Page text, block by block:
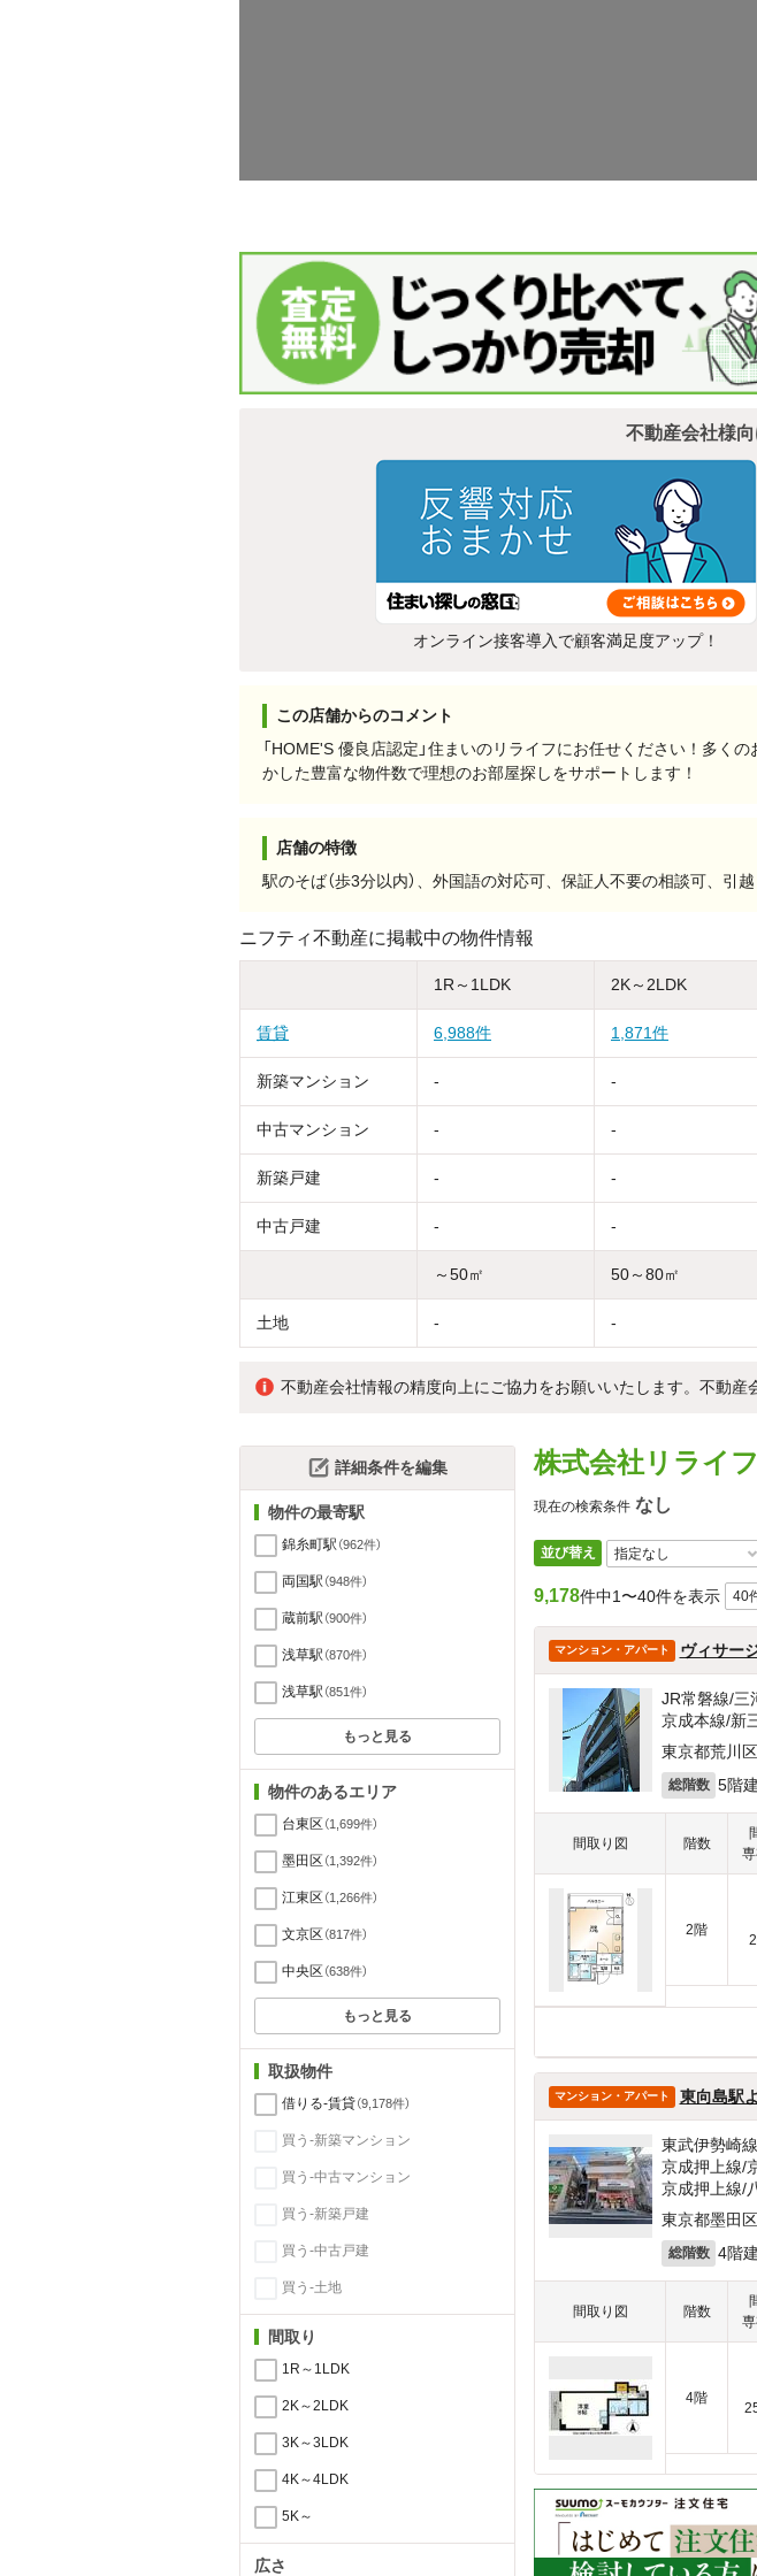
不動産会社様
オンライン接客導入で顧客満足度アップ！
この店舗からのコメント
「HOME'S 優良店認定」住まいのリライフにお任せください！多く
かした豊富な物件数で理想のお部屋探しをサポートします！
店舗の特徴
駅のそば（歩3分以内）、外国語の対応可、保証人不要の相談可、引
ニフティ不動産に掲載中の物件情報
1R～1LDK 2K～2LDK
賃貸 6,988件 1,871件
新築マンション - -
中古マンション - -
新築戸建 - -
中古戸建 - -
～50㎡ 50～80㎡
土地 - -
不動産会社情報の精度向上にご協力をお願いいたします。不動産
株式会社リライ
現在の検索条件 なし
並び替え
9,178件中1〜40件を表示
マンション・アパート ヴィサー
JR常磐線/三
京成本線/新
東京都荒川
総階数 5階建
間取り図 階数
2階
ほかの部屋は見つかりません
マンション・アパート 東向島駅
東武伊勢崎
京成押上線/
京成押上線/
東京都墨田
総階数 4階建
間取り図 階数
4階
詳細条件を編集
物件の最寄駅
錦糸町駅 （962件）
両国駅 （948件）
蔵前駅 （900件）
浅草駅 （870件）
浅草駅 （851件）
もっと見る
物件のあるエリア
台東区 （1,699件）
墨田区 （1,392件）
江東区 （1,266件）
文京区 （817件）
中央区 （638件）
もっと見る
取扱物件
借りる-賃貸（9,178件）
買う-新築マンション
買う-中古マンション
買う-新築戸建
買う-中古戸建
買う-土地
間取り
1R～1LDK
2K～2LDK
3K～3LDK
4K～4LDK
5K～
広さ